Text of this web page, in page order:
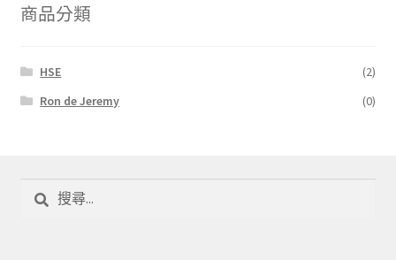
商品分類
HSE
(2)
Ron de Jeremy
(0)